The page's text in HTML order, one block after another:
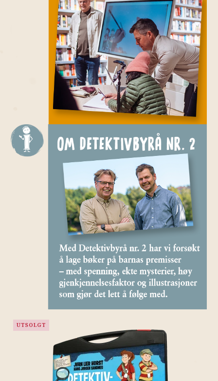
UTSOLGT